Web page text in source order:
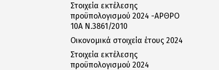
Στοιχεία εκτέλεσης
προϋπολογισμού 2024 -ΑΡΘΡΟ
10Α Ν.3861/2010
Οικονομικά στοιχεία έτους 2024
Στοιχεία εκτέλεσης
προϋπολογισμού 2024